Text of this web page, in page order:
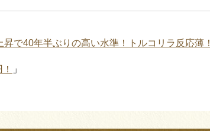
で40年半ぶりの高い水準！トルコリラ反応薄！
」